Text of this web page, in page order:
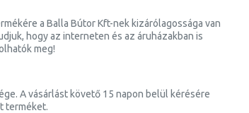
a Balla Bútor Kft-nek kizárólagossága van
hogy az interneten és az áruházakban is
meg!
A vásárlást követő 15 napon belül kérésére
terméket.